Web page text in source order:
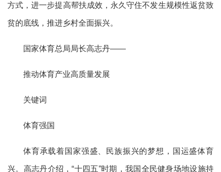
方式，进一步提高帮扶成效，永久守住不发生规模性返贫致
贫的底线，推进乡村全面振兴。
国家体育总局局长高志丹——
推动体育产业高质量发展
关键词
体育强国
体育承载着国家强盛、民族振兴的梦想，国运盛体育
兴。高志丹介绍，“十四五”时期，我国全民健身场地设施持